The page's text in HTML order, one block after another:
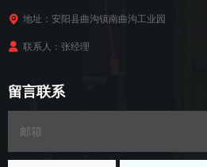
地址：安阳县曲沟镇南曲沟工业园
联系人：张经理
留言联系